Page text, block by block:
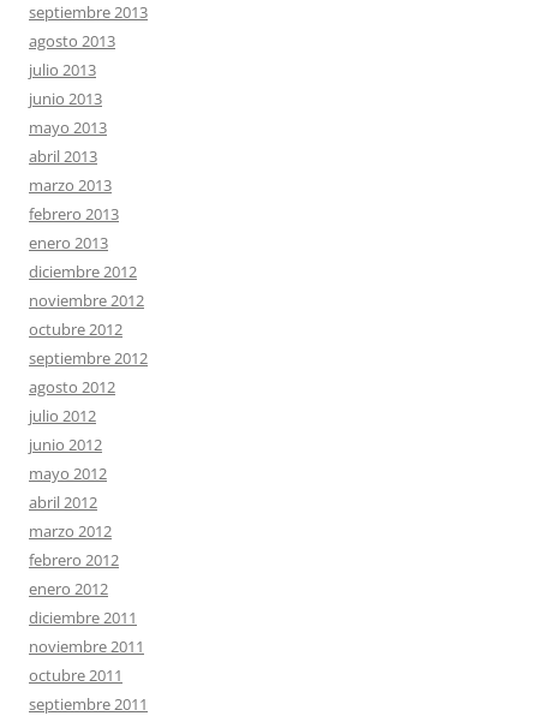
septiembre 2013
agosto 2013
julio 2013
junio 2013
mayo 2013
abril 2013
marzo 2013
febrero 2013
enero 2013
diciembre 2012
noviembre 2012
octubre 2012
septiembre 2012
agosto 2012
julio 2012
junio 2012
mayo 2012
abril 2012
marzo 2012
febrero 2012
enero 2012
diciembre 2011
noviembre 2011
octubre 2011
septiembre 2011